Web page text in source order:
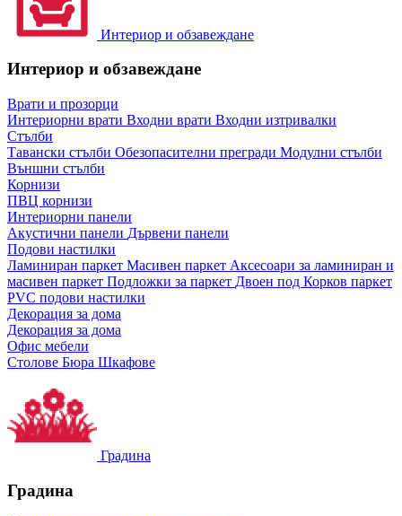
Интериор и обзавеждане
Интериор и обзавеждане
Врати и прозорци
Интериорни врати Входни врати Входни изтривалки
Стълби
Тавански стълби Обезопасителни прегради Модулни стълби
Външни стълби
Корнизи
ПВЦ корнизи
Интериорни панели
Акустични панели Дървени панели
Подови настилки
Ламиниран паркет Масивен паркет Аксесоари за ламиниран и
масивен паркет Подложки за паркет Двоен под Корков паркет
PVC подови настилки
Декорация за дома
Декорация за дома
Офис мебели
Столове Бюра Шкафове
Градина
Градина